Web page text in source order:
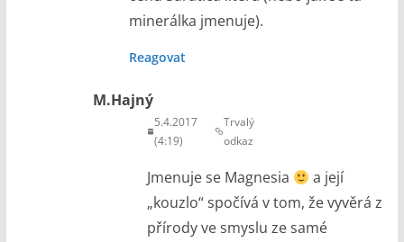
minerálka jmenuje).
Reagovat
M.Hajný
5.4.2017
(4:19)
Trvalý
odkaz
Jmenuje se Magnesia
a její
„kouzlo“ spočívá v tom, že vyvěrá z
přírody ve smyslu ze samé